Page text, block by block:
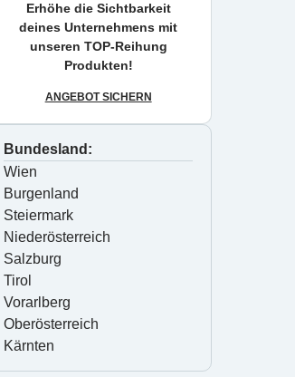
Erhöhe die Sichtbarkeit
deines Unternehmens mit
unseren TOP-Reihung
Produkten!
ANGEBOT SICHERN
Bundesland:
Wien
Burgenland
Steiermark
Niederösterreich
Salzburg
Tirol
Vorarlberg
Oberösterreich
Kärnten